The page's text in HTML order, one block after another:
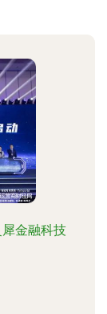
金融科技